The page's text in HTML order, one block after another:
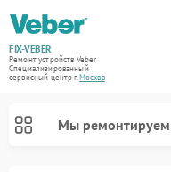
FIX-VEBER
Ремонт устройств Veber
Специализированный
cервисный центр г.Москва
Мы ремонтируем